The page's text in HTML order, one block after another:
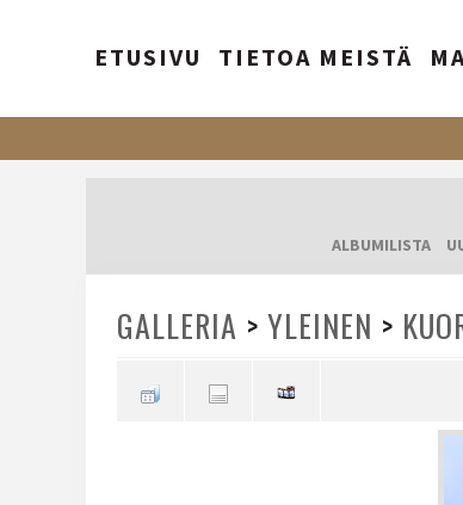
ETUSIVU TIETOA MEISTÄ
ALBUMILISTA
GALLERIA > YLEINEN >